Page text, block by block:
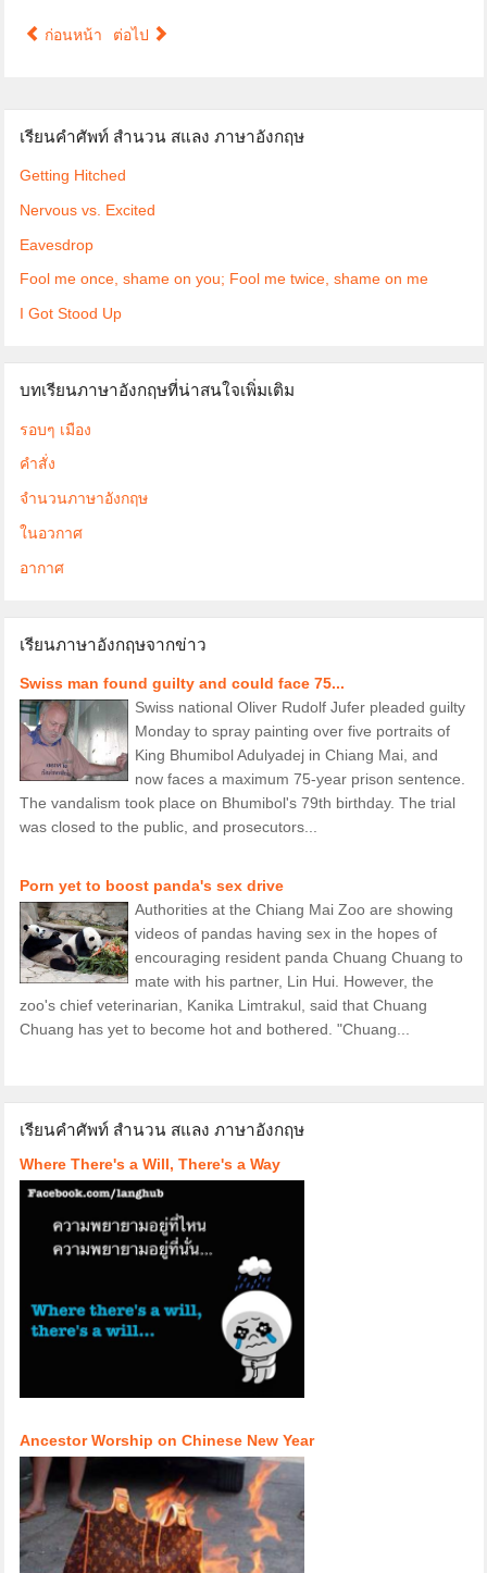
ก่อนหน้า ต่อไป
เรียนคำศัพท์ สำนวน สแลง ภาษาอังกฤษ
Getting Hitched
Nervous vs. Excited
Eavesdrop
Fool me once, shame on you; Fool me twice, shame on me
I Got Stood Up
บทเรียนภาษาอังกฤษที่น่าสนใจเพิ่มเติม
รอบๆ เมือง
คำสั่ง
จำนวนภาษาอังกฤษ
ในอวกาศ
อากาศ
เรียนภาษาอังกฤษจากข่าว
Swiss man found guilty and could face 75...
Swiss national Oliver Rudolf Jufer pleaded guilty
Monday to spray painting over five portraits of
King Bhumibol Adulyadej in Chiang Mai, and
now faces a maximum 75-year prison sentence.
The vandalism took place on Bhumibol's 79th birthday. The trial
was closed to the public, and prosecutors...
Porn yet to boost panda's sex drive
Authorities at the Chiang Mai Zoo are showing
videos of pandas having sex in the hopes of
encouraging resident panda Chuang Chuang to
mate with his partner, Lin Hui. However, the
zoo's chief veterinarian, Kanika Limtrakul, said that Chuang
Chuang has yet to become hot and bothered. "Chuang...
เรียนคำศัพท์ สำนวน สแลง ภาษาอังกฤษ
Where There's a Will, There's a Way
Ancestor Worship on Chinese New Year